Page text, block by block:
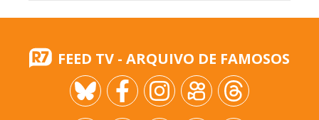
FEED TV - ARQUIVO DE FAMOSOS